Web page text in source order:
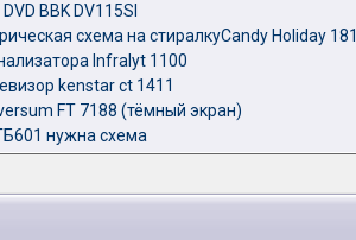
BBK DV115SI
схема на стиралкуCandy Holiday 181
Infralyt 1100
kenstar ct 1411
FT 7188 (тёмный экран)
нужна схема